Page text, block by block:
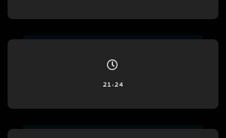
21:24